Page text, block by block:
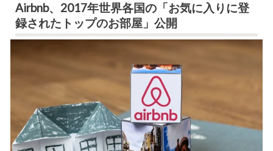
Airbnb、2017年世界各国の「お気に入りに登
録されたトップのお部屋」公開